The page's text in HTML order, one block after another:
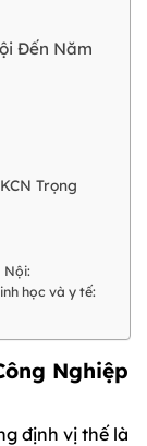
Đến Năm
Trọng
Nội:
học và y tế:
Nghiệp
định vị thế là